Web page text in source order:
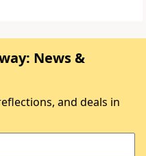
News &
and deals in